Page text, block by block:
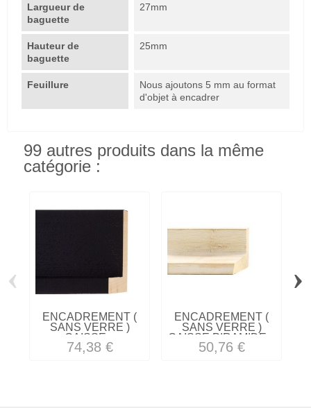
Largueur de
baguette
27mm
Hauteur de
baguette
25mm
Feuillure
Nous ajoutons 5 mm au format
d'objet à encadrer
99 autres produits dans la même
catégorie :
ENCADREMENT (
SANS VERRE )
CAISSE...
74,38 €
ENCADREMENT (
SANS VERRE )
CAISSE PIRAMIDE...
50,76 €
‹ ›